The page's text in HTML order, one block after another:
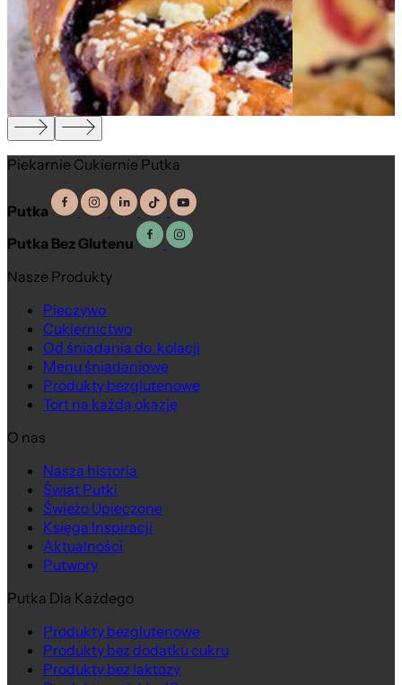
Piekarnie Cukiernie Putka
Putka
Putka Bez Glutenu
Nasze Produkty
Pieczywo
Cukiernictwo
Od śniadania do kolacji
Menu śniadaniowe
Produkty bezglutenowe
Tort na każdą okazję
O nas
Nasza historia
Świat Putki
Świeżo Upieczone
Księga Inspiracji
Aktualności
Putwory
Putka Dla Każdego
Produkty bezglutenowe
Produkty bez dodatku cukru
Produkty bez laktozy